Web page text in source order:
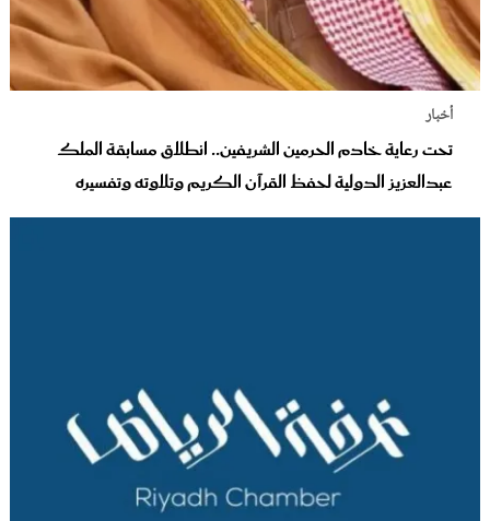
أخبار
تحت رعاية خادم الحرمين الشريفين.. انطلاق مسابقة الملك
عبدالعزيز الدولية لحفظ القرآن الكريم وتلاوته وتفسيره